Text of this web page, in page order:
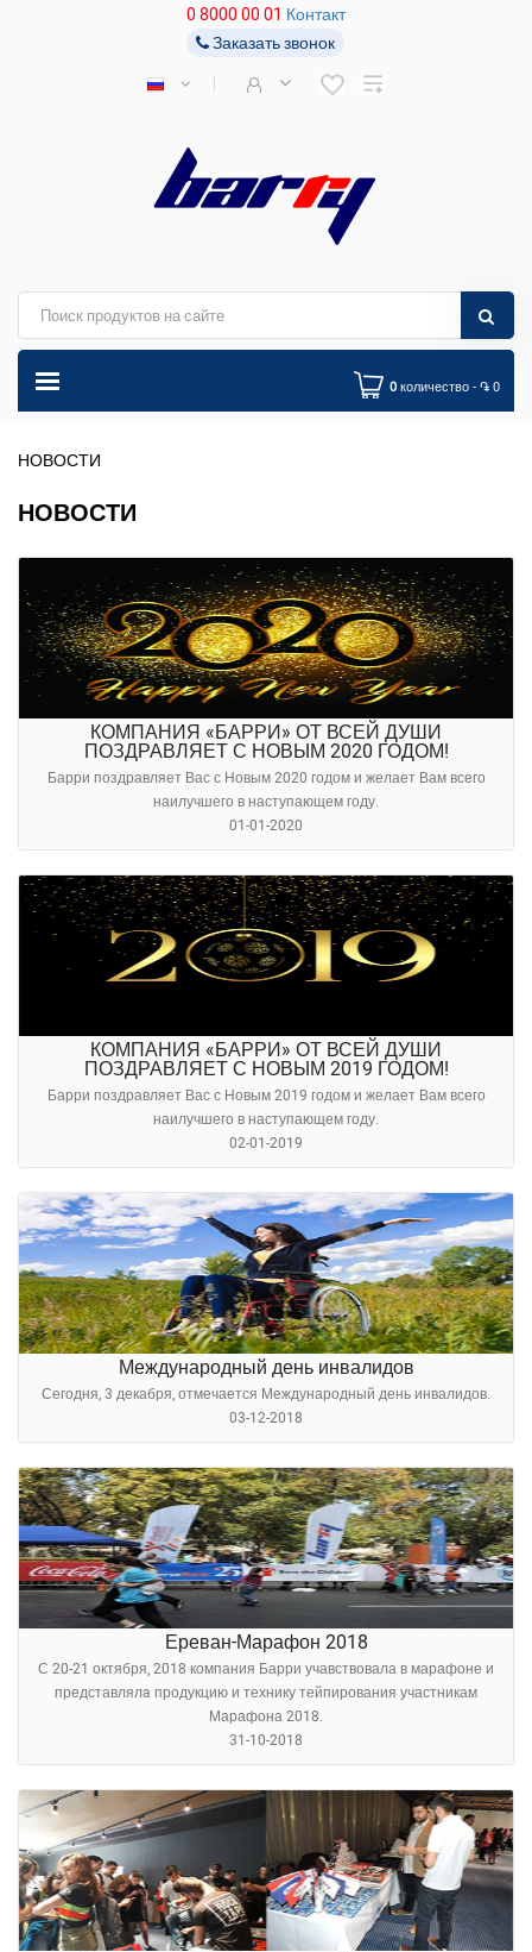
0 8000 00 01 Контакт
Заказать звонок
0 количество - ֏ 0
НОВОСТИ
НОВОСТИ
КОМПАНИЯ «БАРРИ» ОТ ВСЕЙ ДУШИ
ПОЗДРАВЛЯЕТ С НОВЫМ 2020 ГОДОМ!
Барри поздравляет Вас с Новым 2020 годом и желает Вам всего
наилучшего в наступающем году.
01-01-2020
КОМПАНИЯ «БАРРИ» ОТ ВСЕЙ ДУШИ
ПОЗДРАВЛЯЕТ С НОВЫМ 2019 ГОДОМ!
Барри поздравляет Вас с Новым 2019 годом и желает Вам всего
наилучшего в наступающем году.
02-01-2019
Международный день инвалидов
Сегодня, 3 декабря, отмечается Международный день инвалидов.
03-12-2018
Ереван-Марафон 2018
С 20-21 октября, 2018 компания Барри учавствовала в марафоне и
представлялa продукцию и технику тейпирования участникам
Марафона 2018.
31-10-2018